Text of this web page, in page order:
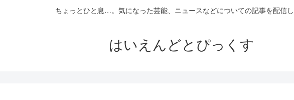
ちょっとひと息…。気になった芸能、ニュースなどについての記事を配信
はいえんどとぴっくす